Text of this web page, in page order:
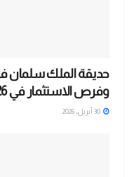
حديقة الملك سلمان في
وفرص الاستثمار في 2026